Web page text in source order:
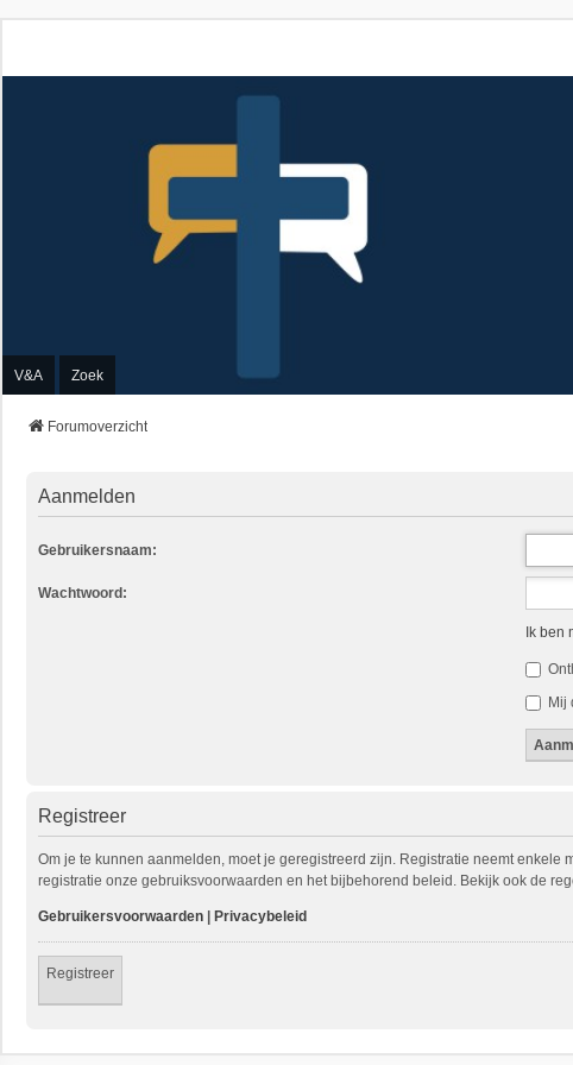
V&A Zoek
Forumoverzicht
Aanmelden
Gebruikersnaam:
Wachtwoord:
Ik ben
Mij
Registreer
Om je te kunnen aanmelden, moet je geregistreerd zijn. Registratie neemt
registratie onze gebruiksvoorwaarden en het bijbehorend beleid. Bekijk ook de
Gebruikersvoorwaarden Privacybeleid
Registreer